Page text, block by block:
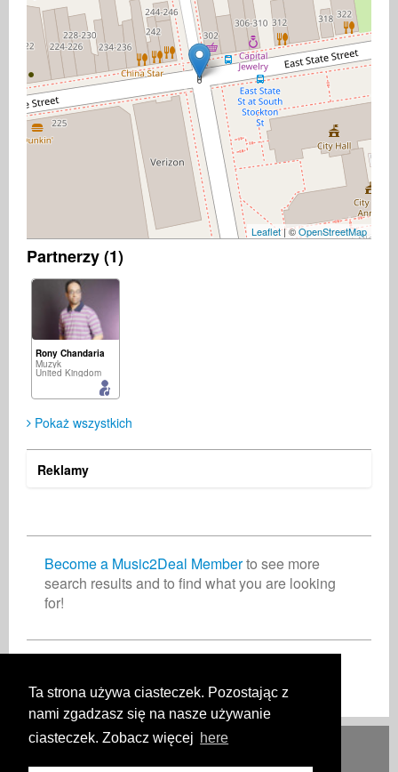
Ta strona używa ciasteczek. Pozostając z
nami zgadzasz się na nasze używanie
ciasteczek. Zobacz więcej here
Leaflet| ©OpenStreetMap
Partnerzy (1)
Rony Chandaria
Muzyk
United Kingdom
Pokaż wszystkich
Reklamy
Become a Music2Deal Memberto see more
search results and to find what you are looking
for!
Deutsch English Español Français Polski Русский